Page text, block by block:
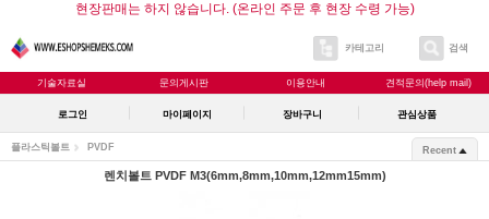
현장판매는 하지 않습니다. (온라인 주문 후 현장 수령 가능)
카테고리 검색
기술자료실 문의게시판 이용안내 견적문의(help mail)
로그인 마이페이지 장바구니 관심상품
플라스틱볼트 PVDF Recent
렌치볼트 PVDF M3(6mm,8mm,10mm,12mm15mm)